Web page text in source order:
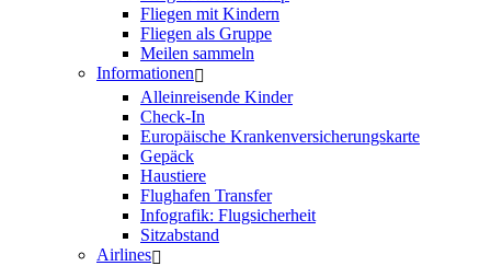
Fliegen mit Kindern
Fliegen als Gruppe
Meilen sammeln
Informationen
Alleinreisende Kinder
Check-In
Europäische Krankenversicherungskarte
Gepäck
Haustiere
Flughafen Transfer
Infografik: Flugsicherheit
Sitzabstand
Airlines